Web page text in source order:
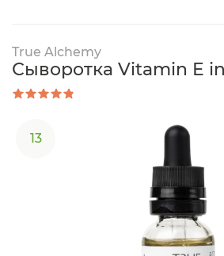
True Alchemy
Сыворотка Vitamin E
13